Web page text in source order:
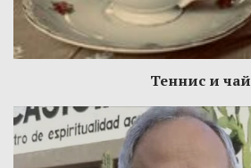
Теннис и чай